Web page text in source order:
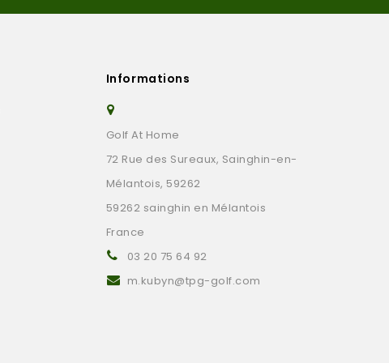
Informations
Golf At Home
72 Rue des Sureaux, Sainghin-en-
Mélantois, 59262
59262 sainghin en Mélantois
France
03 20 75 64 92
m.kubyn@tpg-golf.com